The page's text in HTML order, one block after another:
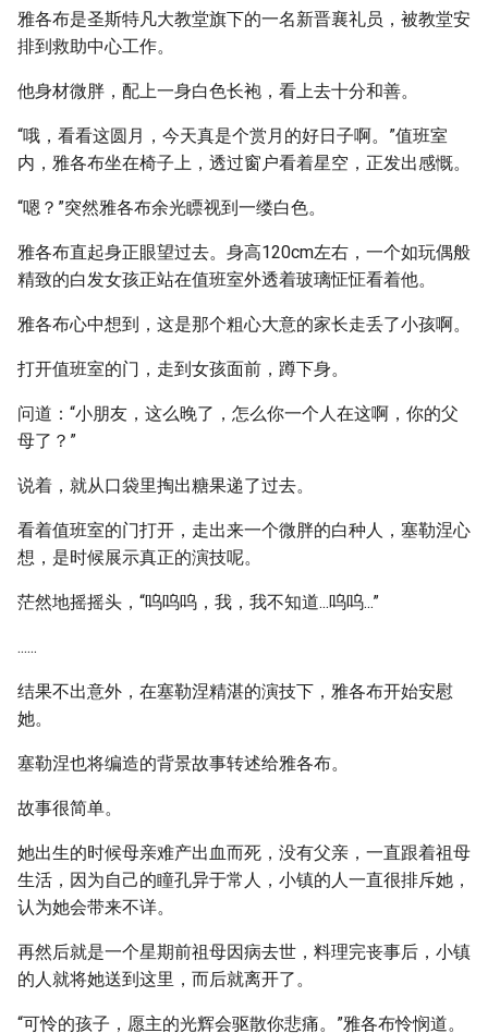
雅各布是圣斯特凡大教堂旗下的一名新晋襄礼员，被教堂安
排到救助中心工作。
他身材微胖，配上一身白色长袍，看上去十分和善。
“哦，看看这圆月，今天真是个赏月的好日子啊。”值班室
内，雅各布坐在椅子上，透过窗户看着星空，正发出感慨。
“嗯？”突然雅各布余光瞟视到一缕白色。
雅各布直起身正眼望过去。身高120cm左右，一个如玩偶般
精致的白发女孩正站在值班室外透着玻璃怔怔看着他。
雅各布心中想到，这是那个粗心大意的家长走丢了小孩啊。
打开值班室的门，走到女孩面前，蹲下身。
问道：“小朋友，这么晚了，怎么你一个人在这啊，你的父
母了？”
说着，就从口袋里掏出糖果递了过去。
看着值班室的门打开，走出来一个微胖的白种人，塞勒涅心
想，是时候展示真正的演技呢。
茫然地摇摇头，“呜呜呜，我，我不知道...呜呜...”
......
结果不出意外，在塞勒涅精湛的演技下，雅各布开始安慰
她。
塞勒涅也将编造的背景故事转述给雅各布。
故事很简单。
她出生的时候母亲难产出血而死，没有父亲，一直跟着祖母
生活，因为自己的瞳孔异于常人，小镇的人一直很排斥她，
认为她会带来不详。
再然后就是一个星期前祖母因病去世，料理完丧事后，小镇
的人就将她送到这里，而后就离开了。
“可怜的孩子，愿主的光辉会驱散你悲痛。”雅各布怜悯道。